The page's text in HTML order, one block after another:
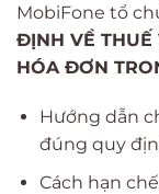
MobiFone tổ
ĐỊNH VỀ THUẾ
HÓA ĐƠN
Hướng dẫn
đúng quy
Cách hạn